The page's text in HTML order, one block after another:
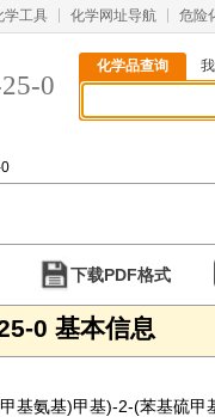
学工具 化学网址导航 危险
0
化学品查询
下载PDF格式
0 基本信息
基氨基)甲基)-2-(苯基硫甲